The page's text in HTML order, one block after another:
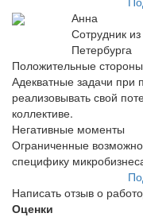
Анна
Сотрудник
Петербурга
Положительные
Адекватные задачи при
реализовывать свой
коллективе.
Негативные моменты
Ограниченные
специфику
Написать отзыв о
Оценки